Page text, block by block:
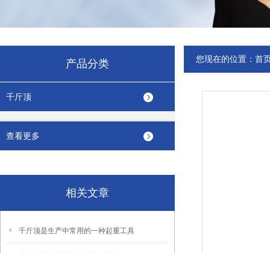
产品分类
千斤顶
查看更多
相关文章
千斤顶是生产中常用的一种起重工具
您现在的位置： 首